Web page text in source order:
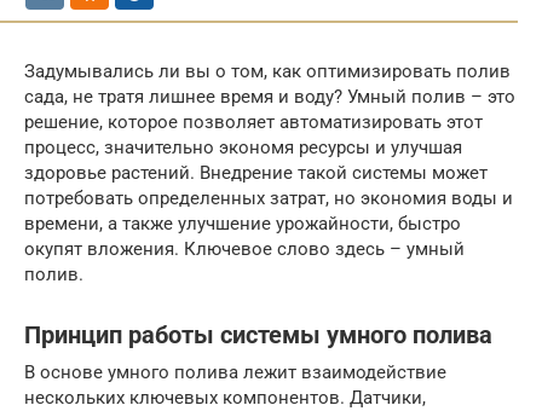
Задумывались ли вы о том, как оптимизировать полив
сада, не тратя лишнее время и воду? Умный полив – это
решение, которое позволяет автоматизировать этот
процесс, значительно экономя ресурсы и улучшая
здоровье растений. Внедрение такой системы может
потребовать определенных затрат, но экономия воды и
времени, а также улучшение урожайности, быстро
окупят вложения. Ключевое слово здесь – умный
полив.
Принцип работы системы умного полива
В основе умного полива лежит взаимодействие
нескольких ключевых компонентов. Датчики,